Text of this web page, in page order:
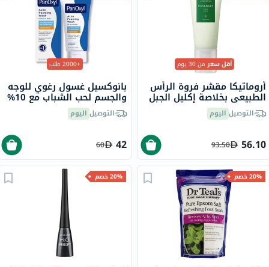
أقل سعرمن 30 يوم
أروماتيكا مقشر فروة الرأس
الطبيعي بخلاصة إكليل الجبل
مع حمض بيتا هيدروكسي
165 جرامالتوصيل اليوم
56.10
93.50
+2000 طلب
بانوكسيل غسول رغوي للوجه
والجسم لحب الشباب مع 10%
بيروكسيد البنزويل 156 جرام
التوصيل اليوم
42
60
20% خصم 20% خصم